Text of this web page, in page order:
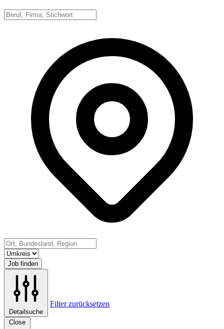
Job finden
Detailsuche
Filter zurücksetzen
Close